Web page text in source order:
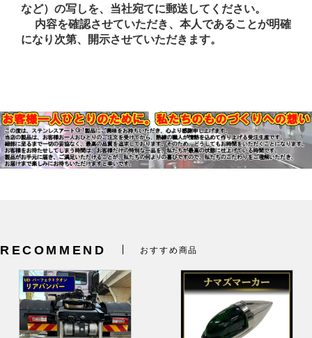
など）の写しを、当社宛てに郵送してください。
内容を確認させていただき、本人であることが明確
になり次第、開示させていただきます。
RECOMMEND おすすめ商品